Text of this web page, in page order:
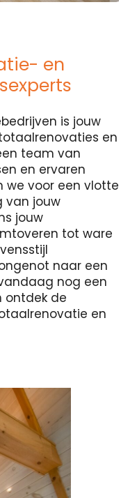
en
is jouw
en
team van
en ervaren
we voor een vlotte
van jouw
jouw
tot ware
naar een
nog een
ontdek de
en